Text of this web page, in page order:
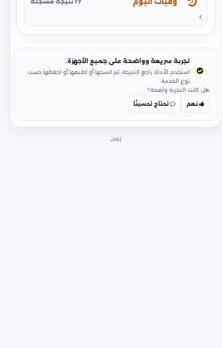
17 نتيجة مسجلة
تجربة سريعة وواضحة على جميع الأجهزة.
استخدم الأداة، راجع النتيجة، ثم انسخها أو اطبعها أو احفظها حسب
نوع الخدمة.
هل كانت التجربة واضحة؟
نعم
تحتاج تحسينًا
إعلان